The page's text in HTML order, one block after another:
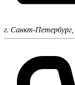
г. Санкт-Петербург,